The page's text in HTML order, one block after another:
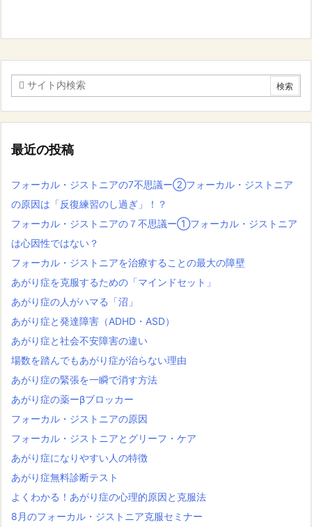
最近の投稿
フォーカル・ジストニアの7不思議ー②フォーカル・ジストニア
の原因は「反復練習のし過ぎ」！？
フォーカル・ジストニアの７不思議ー①フォーカル・ジストニア
は心因性ではない？
フォーカル・ジストニアを治療することの最大の障壁
あがり症を克服するための「マインドセット」
あがり症の人がハマる「沼」
あがり症と発達障害（ADHD・ASD）
あがり症と社会不安障害の違い
場数を踏んでもあがり症が治らない理由
あがり症の緊張を一瞬で消す方法
あがり症の薬ーβブロッカー
フォーカル・ジストニアの原因
フォーカル・ジストニアとグリーフ・ケア
あがり症になりやすい人の特徴
あがり症無料診断テスト
よくわかる！あがり症の心理的原因と克服法
8月のフォーカル・ジストニア克服セミナー